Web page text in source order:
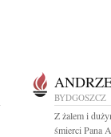
BYDGOSZCZ
Z żalem i
śmierci Pana